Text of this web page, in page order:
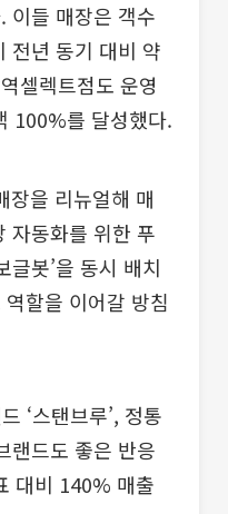
들 매장은 객수
전년 동기 대비 약
셀렉트점도 운영
100%를 달성했다.
을 리뉴얼해 매
자동화를 위한 푸
글봇’을 동시 배치
할을 이어갈 방침
‘스탠브루’, 정통
랜드도 좋은 반응
대비 140% 매출